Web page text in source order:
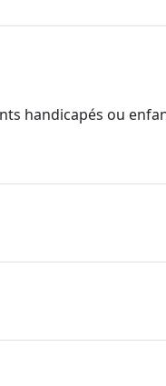
handicapés ou